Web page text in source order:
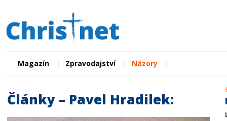
Magazín Zpravodajství Názory
Články – Pavel Hradilek: